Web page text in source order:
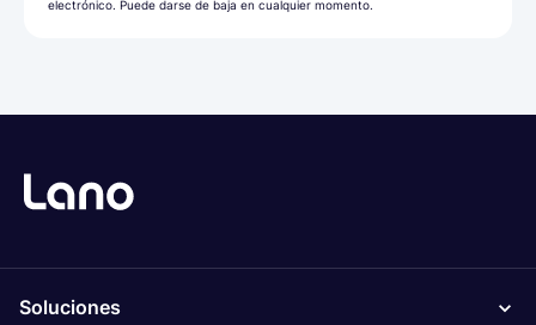
electrónico. Puede darse de baja en cualquier momento.
Soluciones